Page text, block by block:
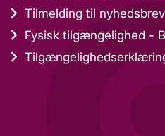
Tilmelding til nyhedsbrev
Fysisk tilgængelighed -